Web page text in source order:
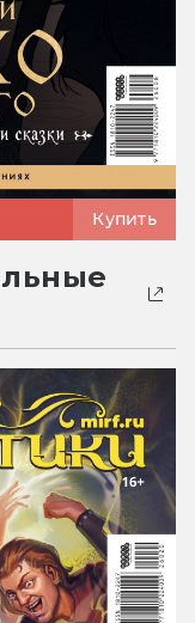
Купить